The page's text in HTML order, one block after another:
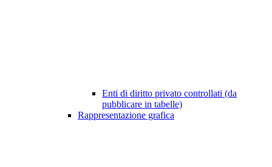
Enti di diritto privato controllati (da
pubblicare in tabelle)
Rappresentazione grafica